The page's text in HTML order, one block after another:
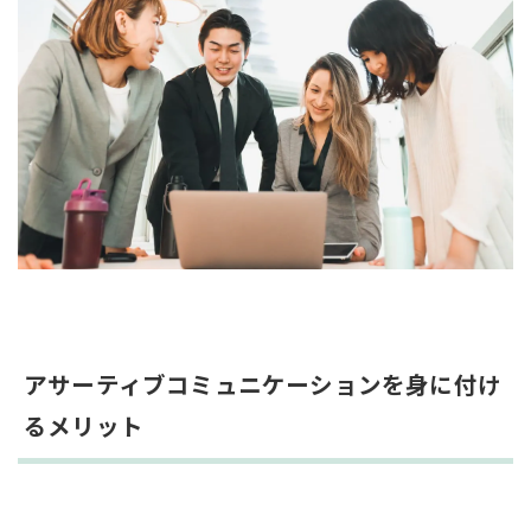
アサーティブコミュニケーションを身に付け
るメリット